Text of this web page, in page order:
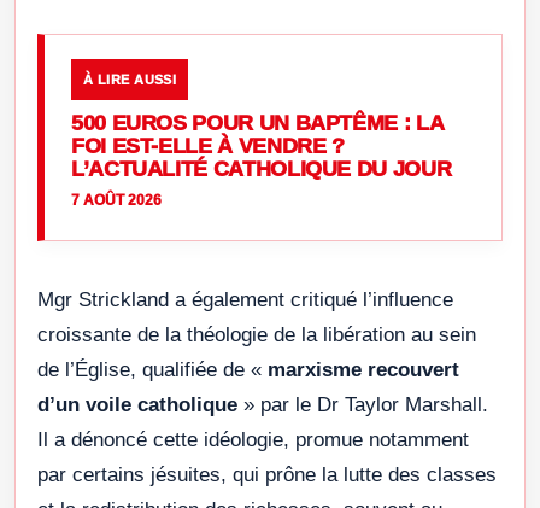
À LIRE AUSSI
500 EUROS POUR UN BAPTÊME : LA
FOI EST-ELLE À VENDRE ?
L’ACTUALITÉ CATHOLIQUE DU JOUR
7 AOÛT 2026
Mgr Strickland a également critiqué l’influence
croissante de la théologie de la libération au sein
de l’Église, qualifiée de « marxisme recouvert
d’un voile catholique » par le Dr Taylor Marshall.
Il a dénoncé cette idéologie, promue notamment
par certains jésuites, qui prône la lutte des classes